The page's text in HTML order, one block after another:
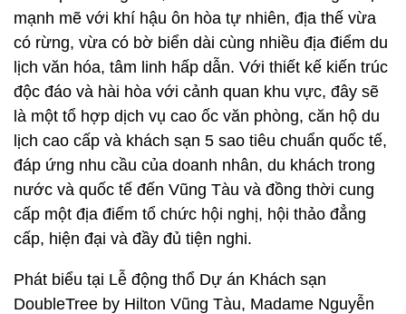
mạnh mẽ với khí hậu ôn hòa tự nhiên, địa thế vừa
có rừng, vừa có bờ biển dài cùng nhiều địa điểm du
lịch văn hóa, tâm linh hấp dẫn. Với thiết kế kiến trúc
độc đáo và hài hòa với cảnh quan khu vực, đây sẽ
là một tổ hợp dịch vụ cao ốc văn phòng, căn hộ du
lịch cao cấp và khách sạn 5 sao tiêu chuẩn quốc tế,
đáp ứng nhu cầu của doanh nhân, du khách trong
nước và quốc tế đến Vũng Tàu và đồng thời cung
cấp một địa điểm tổ chức hội nghị, hội thảo đẳng
cấp, hiện đại và đầy đủ tiện nghi.
Phát biểu tại Lễ động thổ Dự án Khách sạn
DoubleTree by Hilton Vũng Tàu, Madame Nguyễn